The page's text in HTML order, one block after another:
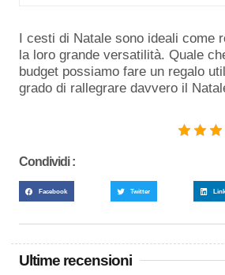
I cesti di Natale sono ideali come
la loro grande versatilità. Quale
budget possiamo fare un regalo
grado di rallegrare davvero il
Condividi :
Facebook Twitter
Ultime recensioni